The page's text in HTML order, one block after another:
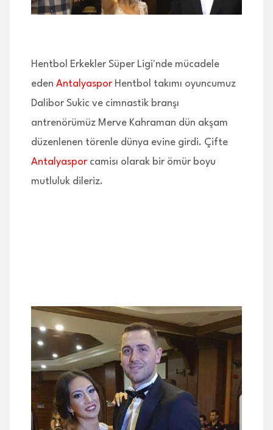
Hentbol Erkekler Süper Ligi'nde mücadele
eden Antalyaspor Hentbol takımı oyuncumuz
Dalibor Sukic ve cimnastik branşı
antrenörümüz Merve Kahraman dün akşam
düzenlenen törenle dünya evine girdi. Çifte
Antalyaspor camisı olarak bir ömür boyu
mutluluk dileriz.